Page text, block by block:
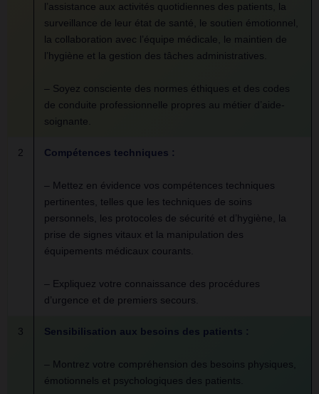
l’assistance aux activités quotidiennes des patients, la
surveillance de leur état de santé, le soutien émotionnel,
la collaboration avec l’équipe médicale, le maintien de
l’hygiène et la gestion des tâches administratives.
– Soyez consciente des normes éthiques et des codes
de conduite professionnelle propres au métier d’aide-
soignante.
2 Compétences techniques :
– Mettez en évidence vos compétences techniques
pertinentes, telles que les techniques de soins
personnels, les protocoles de sécurité et d’hygiène, la
prise de signes vitaux et la manipulation des
équipements médicaux courants.
– Expliquez votre connaissance des procédures
d’urgence et de premiers secours.
3 Sensibilisation aux besoins des patients :
– Montrez votre compréhension des besoins physiques,
émotionnels et psychologiques des patients.